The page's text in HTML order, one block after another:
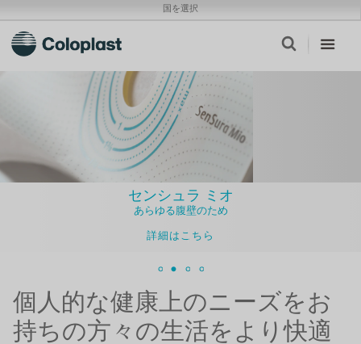
国を選択
センシュラ ミオ
あらゆる腹壁のため
詳細はこちら
個人的な健康上のニーズをお
持ちの方々の生活をより快適